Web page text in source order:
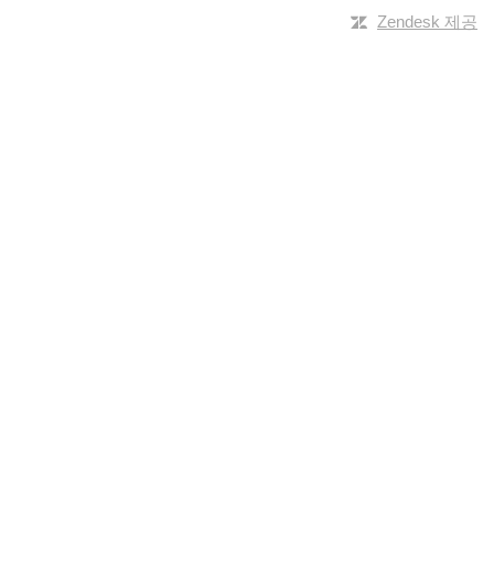
Zendesk 제공